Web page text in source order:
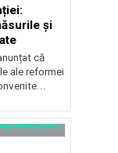
și
că
ale reformei